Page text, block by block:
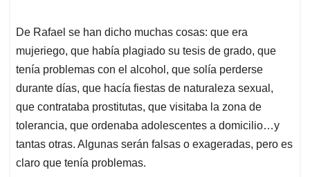
De Rafael se han dicho muchas cosas: que era
mujeriego, que había plagiado su tesis de grado, que
tenía problemas con el alcohol, que solía perderse
durante días, que hacía fiestas de naturaleza sexual,
que contrataba prostitutas, que visitaba la zona de
tolerancia, que ordenaba adolescentes a domicilio…y
tantas otras. Algunas serán falsas o exageradas, pero es
claro que tenía problemas.